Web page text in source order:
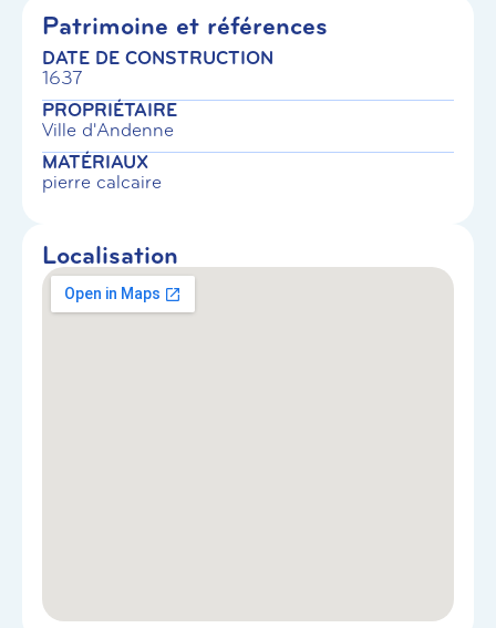
Patrimoine et références
DATE DE CONSTRUCTION
1637
PROPRIÉTAIRE
Ville d'Andenne
MATÉRIAUX
pierre calcaire
Localisation